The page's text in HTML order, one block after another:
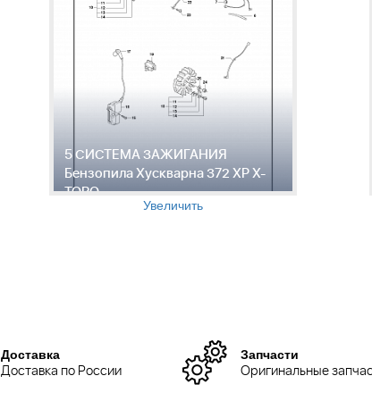
5 СИСТЕМА ЗАЖИГАНИЯ
Бензопила Хускварна 372 XP X-
TORQ
Увеличить
Доставка
Доставка по России
Запчасти
Оригинальные